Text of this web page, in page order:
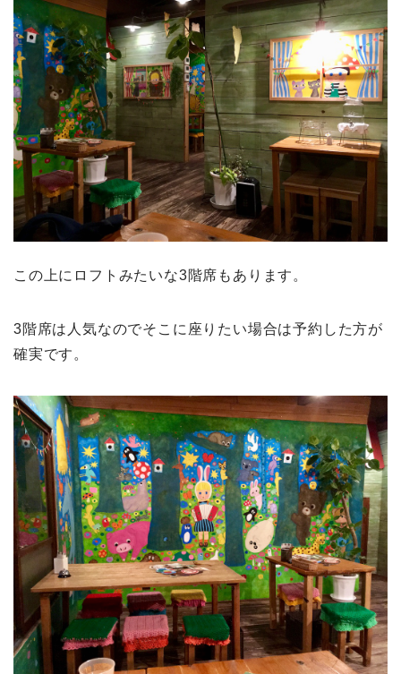
この上にロフトみたいな3階席もあります。
3階席は人気なのでそこに座りたい場合は予約した方が
確実です。